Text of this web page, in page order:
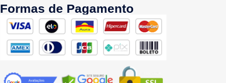
Formas de Pagamento